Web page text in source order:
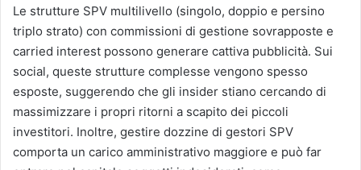
Le strutture SPV multilivello (singolo, doppio e persino
triplo strato) con commissioni di gestione sovrapposte e
carried interest possono generare cattiva pubblicità. Sui
social, queste strutture complesse vengono spesso
esposte, suggerendo che gli insider stiano cercando di
massimizzare i propri ritorni a scapito dei piccoli
investitori. Inoltre, gestire dozzine di gestori SPV
comporta un carico amministrativo maggiore e può far